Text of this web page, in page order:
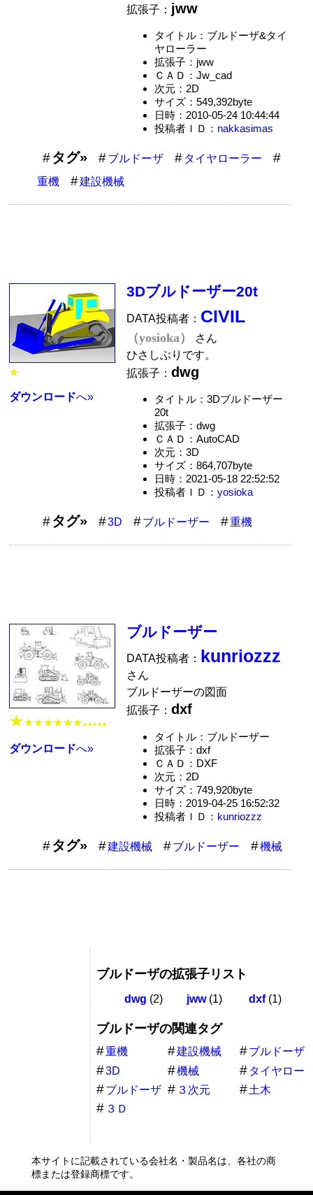
拡張子： jww
タイトル：ブルドーザ&タイ
ヤローラー
拡張子：jww
ＣＡＤ：Jw_cad
次元：2D
サイズ：549,392byte
日時：2010-05-24 10:44:44
投稿者ＩＤ： nakkasimas
タグ» ブルドーザ
タイヤローラー
重機
建設機械
★
ダウンロードへ»
3Dブルドーザー20t
DATA投稿者： CIVIL
（yosioka）
さん
ひさしぶりです。
拡張子：dwg
タイトル：3Dブルドーザー
20t
拡張子：dwg
ＣＡＤ：AutoCAD
次元：3D
サイズ：864,707byte
日時：2021-05-18 22:52:52
投稿者ＩＤ： yosioka
タグ» 3D ブルドーザー 重機
★★★★★★★ ★★★★★
ダウンロードへ»
ブルドーザー
DATA投稿者： kunriozzz
さん
ブルドーザーの図面
拡張子：dxf
タイトル：ブルドーザー
拡張子：dxf
ＣＡＤ：DXF
次元：2D
サイズ：749,920byte
日時：2019-04-25 16:52:32
投稿者ＩＤ： kunriozzz
タグ» 建設機械 ブルドーザー 機械
ブルドーザの拡張子リスト
dwg (2) jww(1) dxf(1)
ブルドーザの関連タグ
重機 建設機械
ブルドーザ
ー
3D 機械
タイヤロー
ラー
ブルドーザ ３次元
土木
３Ｄ
本サイトに記載されている会社名・製品名は、各社の商
標または登録商標です。